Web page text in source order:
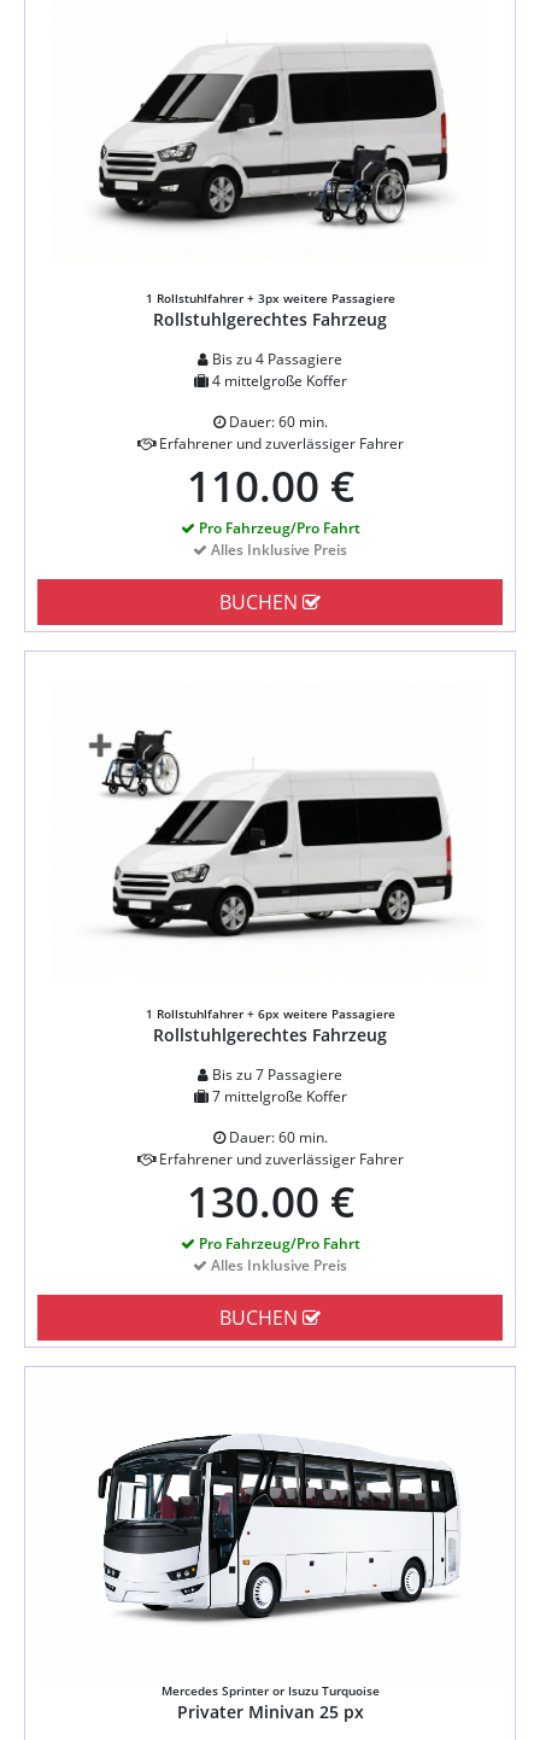
1 Rollstuhlfahrer + 3px weitere Passagiere
Rollstuhlgerechtes Fahrzeug
Bis zu 4 Passagiere
4 mittelgroße Koffer
Dauer: 60 min.
Erfahrener und zuverlässiger Fahrer
110.00 €
Pro Fahrzeug/Pro Fahrt
Alles Inklusive Preis
BUCHEN
1 Rollstuhlfahrer + 6px weitere Passagiere
Rollstuhlgerechtes Fahrzeug
Bis zu 7 Passagiere
7 mittelgroße Koffer
Dauer: 60 min.
Erfahrener und zuverlässiger Fahrer
130.00 €
Pro Fahrzeug/Pro Fahrt
Alles Inklusive Preis
BUCHEN
Mercedes Sprinter or Isuzu Turquoise
Privater Minivan 25 px